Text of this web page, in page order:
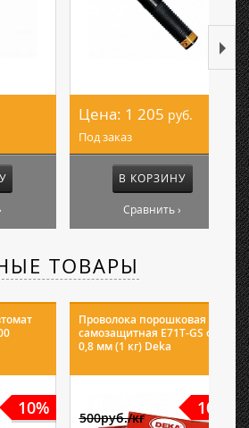
Цена: 1 205 руб.
Под заказ
В КОРЗИНУ
Сравнить ›
ТОВАРЫ
10%
Проволока порошковая
самозащитная E71T-GS ф
0,8 мм (1 кг) Deka
10%
500руб./кг